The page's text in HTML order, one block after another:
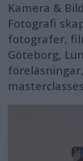
Kamera &
Fotografi
fotografer,
Göteborg,